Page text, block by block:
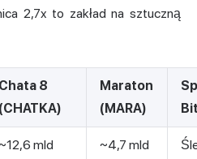
2,7x to zakład na sztuczną
Chata 8
(CHATKA)
Maraton
(MARA)
mld
~4,7 mld